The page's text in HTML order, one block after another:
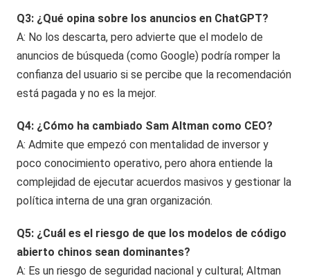
Q3: ¿Qué opina sobre los anuncios en ChatGPT?
A: No los descarta, pero advierte que el modelo de
anuncios de búsqueda (como Google) podría romper la
confianza del usuario si se percibe que la recomendación
está pagada y no es la mejor.
Q4: ¿Cómo ha cambiado Sam Altman como CEO?
A: Admite que empezó con mentalidad de inversor y
poco conocimiento operativo, pero ahora entiende la
complejidad de ejecutar acuerdos masivos y gestionar la
política interna de una gran organización.
Q5: ¿Cuál es el riesgo de que los modelos de código
abierto chinos sean dominantes?
A: Es un riesgo de seguridad nacional y cultural; Altman